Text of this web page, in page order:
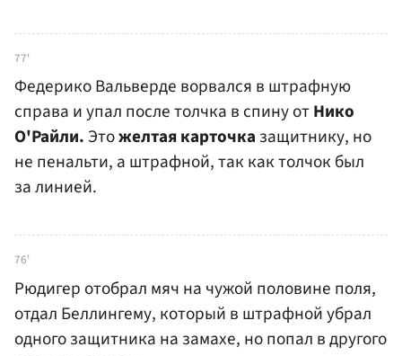
77'
Федерико Вальверде ворвался в штрафную
справа и упал после толчка в спину отНико
О'Райли.Этожелтая карточка защитнику, но
не пенальти, а штрафной, так как толчок был
за линией.
76'
Рюдигер отобрал мяч на чужой половине поля,
отдал Беллингему, который в штрафной убрал
одного защитника на замахе, но попал в другого